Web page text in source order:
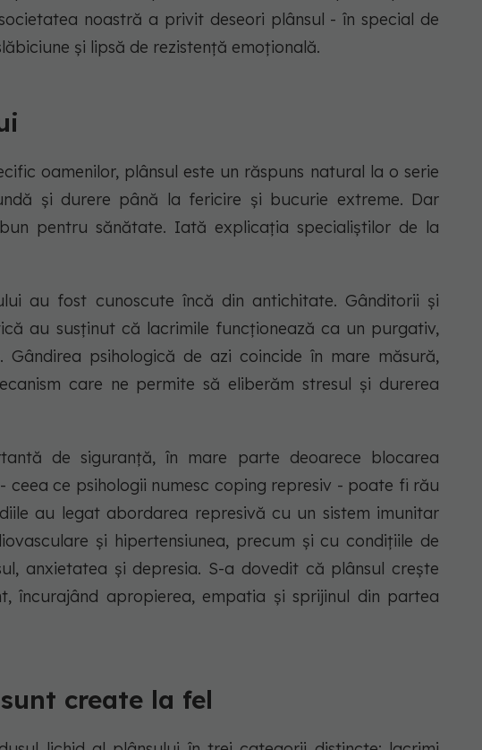
noastră a privit deseori plânsul - în special de
și lipsă de rezistență emoțională.
oamenilor, plânsul este un răspuns natural la o serie
și durere până la fericire și bucurie extreme. Dar
pentru sănătate. Iată explicația specialiștilor de la
au fost cunoscute încă din antichitate. Gânditorii și
au susținut că lacrimile funcționează ca un purgativ,
Gândirea psihologică de azi coincide în mare măsură,
care ne permite să eliberăm stresul și durerea
de siguranță, în mare parte deoarece blocarea
ceea ce psihologii numesc coping represiv - poate fi rău
au legat abordarea represivă cu un sistem imunitar
și hipertensiunea, precum și cu condițiile de
anxietatea și depresia. S-a dovedit că plânsul crește
încurajând apropierea, empatia și sprijinul din partea
create la fel